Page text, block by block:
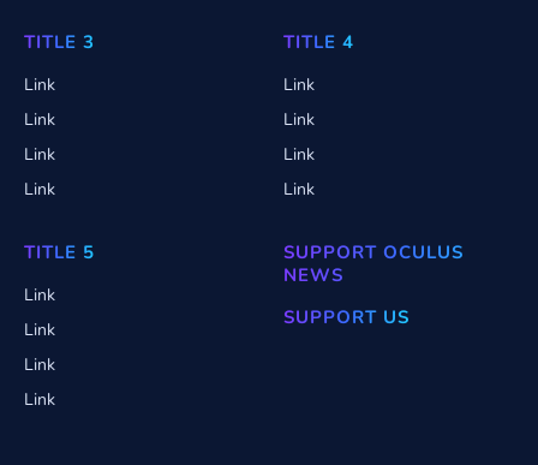
TITLE 3
Link
Link
Link
Link
TITLE 4
Link
Link
Link
Link
TITLE 5
Link
Link
Link
Link
SUPPORT OCULUS
NEWS
SUPPORT US